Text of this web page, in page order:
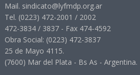
Mail. sindicato@lyfmdp.org.ar
Tel. (0223) 472-2001 / 2002
472-3834 / 3837 - Fax 474-4592
Obra Social: (0223) 472-3837
25 de Mayo 4115.
(7600) Mar del Plata - Bs As - Argentina.